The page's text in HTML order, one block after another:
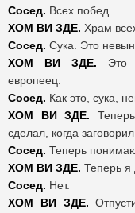
Сосед. Всех побед.
ХОМ ВИ ЗДЕ. Храм
Сосед. Сука. Это
ХОМ ВИ ЗДЕ. Это
европеец.
Сосед. Как это, сука,
ХОМ ВИ ЗДЕ.
сделал, когда
Сосед. Теперь
ХОМ ВИ ЗДЕ. Теперь я
Сосед. Нет.
ХОМ ВИ ЗДЕ.